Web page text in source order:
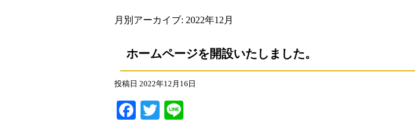
月別アーカイブ: 2022年12月
ホームページを開設いたしました。
投稿日 2022年12月16日
Facebook
Twitter